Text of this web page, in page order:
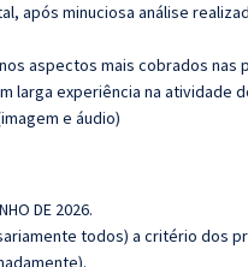
após minuciosa análise
aspectos mais cobrados nas
larga experiência na atividade
e áudio)
DE 2026.
todos) a critério dos